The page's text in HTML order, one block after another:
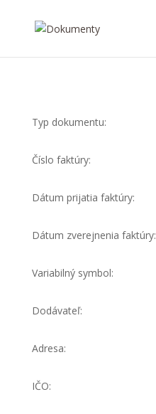
Typ dokumentu:
Číslo faktúry:
Dátum prijatia faktúry:
Dátum zverejnenia faktúry:
Variabilný symbol:
Dodávateľ:
Adresa:
IČO: